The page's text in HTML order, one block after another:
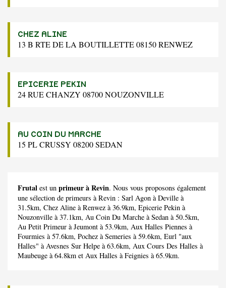
CHEZ ALINE
13 B RTE DE LA BOUTILLETTE 08150 RENWEZ
EPICERIE PEKIN
24 RUE CHANZY 08700 NOUZONVILLE
AU COIN DU MARCHE
15 PL CRUSSY 08200 SEDAN
Frutal est un primeur à Revin. Nous vous proposons également
une sélection de primeurs à Revin : Sarl Agon à Deville à
31.5km, Chez Aline à Renwez à 36.9km, Epicerie Pekin à
Nouzonville à 37.1km, Au Coin Du Marche à Sedan à 50.5km,
Au Petit Primeur à Jeumont à 53.9km, Aux Halles Piennes à
Fourmies à 57.6km, Pochez à Semeries à 59.6km, Eurl "aux
Halles" à Avesnes Sur Helpe à 63.6km, Aux Cours Des Halles à
Maubeuge à 64.8km et Aux Halles à Feignies à 65.9km.